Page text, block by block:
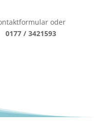
oder
0177 / 3421593